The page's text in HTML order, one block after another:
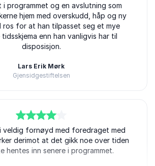
i programmet og en avslutning som
hjem med overskudd, håp og ny
ros for at han tilpasset seg et mye
tidsskjema enn han vanligvis har til
disposisjon.
Lars Erik Mørk
Gjensidgestiftelsen
veldig fornøyd med foredraget med
derimot at det gikk noe over tiden
hentes inn senere i programmet.